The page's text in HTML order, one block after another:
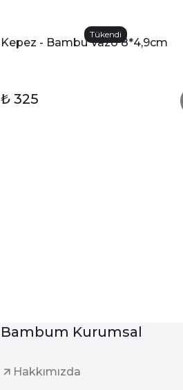
Tükendi
Kepez - Bambu Vazo 8*4,9cm
₺ 325
Bambum Kurumsal
Hakkımızda